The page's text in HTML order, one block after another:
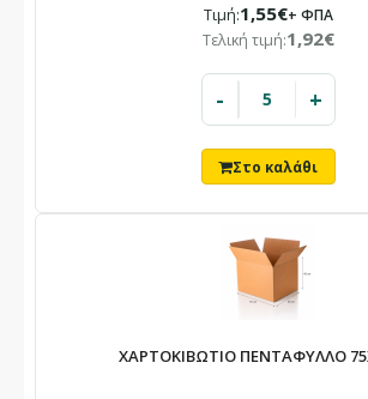
Τιμή:1,55€+ ΦΠΑ
Τελική τιμή:1,92€
- +
ΧΑΡΤΟΚΙΒΩΤΙΟ ΠΕΝΤΑΦΥΛΛΟ